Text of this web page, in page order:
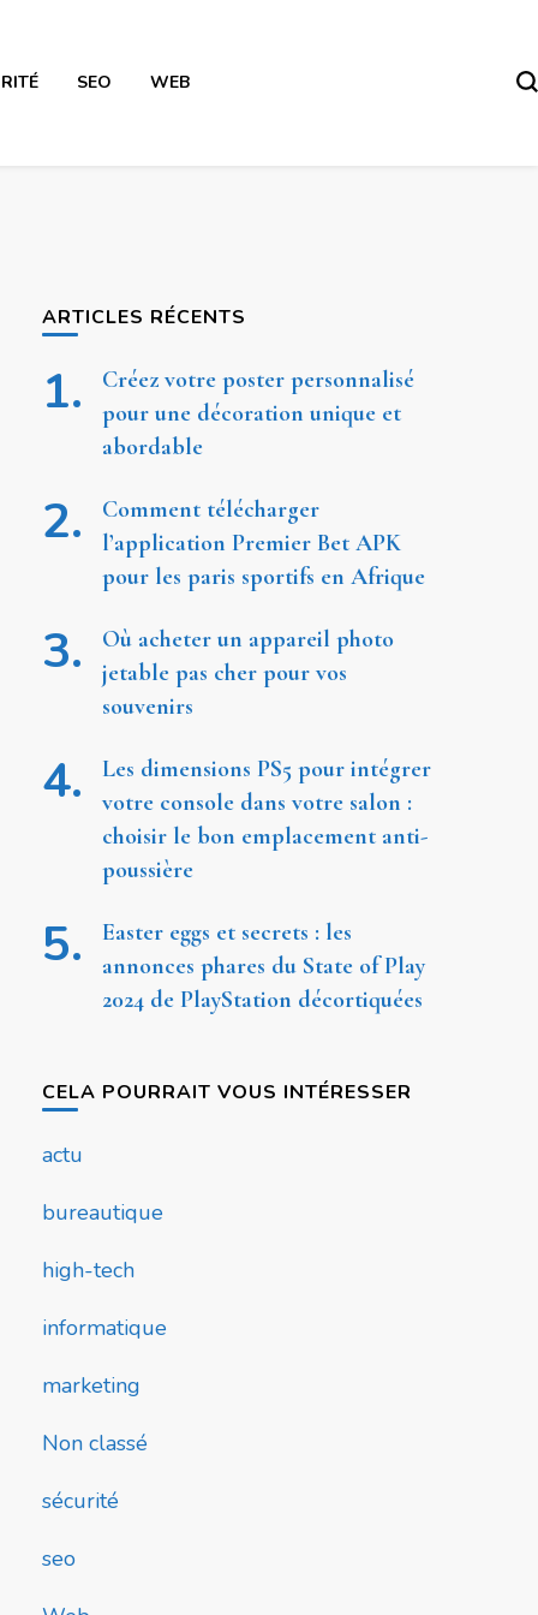
SEO WEB
ARTICLES RÉCENTS
Créez votre poster personnalisé
pour une décoration unique et
abordable
Comment télécharger
l’application Premier Bet APK
pour les paris sportifs en Afrique
Où acheter un appareil photo
jetable pas cher pour vos
souvenirs
Les dimensions PS5 pour intégrer
votre console dans votre salon :
choisir le bon emplacement anti-
poussière
Easter eggs et secrets : les
annonces phares du State of Play
2024 de PlayStation décortiquées
CELA POURRAIT VOUS INTÉRESSER
actu
bureautique
high-tech
informatique
marketing
Non classé
sécurité
seo